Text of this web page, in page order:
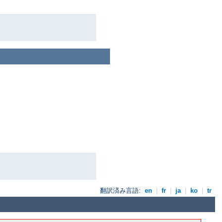
翻訳済み言語: en | fr | ja | ko | tr